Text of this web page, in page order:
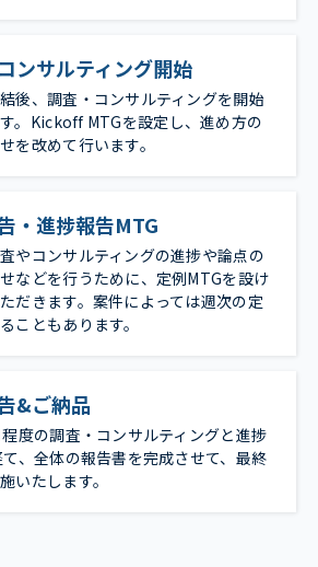
ンサルティング開始
後、調査・コンサルティングを開始
。Kickoff MTGを設定し、進め方の
を改めて行います。
・進捗報告MTG
やコンサルティングの進捗や論点の
などを行うために、定例MTGを設け
だきます。案件によっては週次の定
こともあります。
&ご納品
度の調査・コンサルティングと進捗
、全体の報告書を完成させて、最終
いたします。